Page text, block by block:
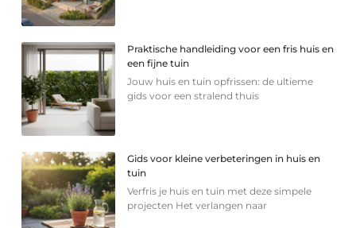
Praktische handleiding voor een fris huis en
een fijne tuin
Jouw huis en tuin opfrissen: de ultieme
gids voor een stralend thuis
Gids voor kleine verbeteringen in huis en
tuin
Verfris je huis en tuin met deze simpele
projecten Het verlangen naar